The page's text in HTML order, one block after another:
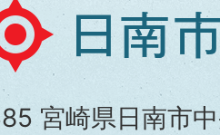
宮崎県日南市